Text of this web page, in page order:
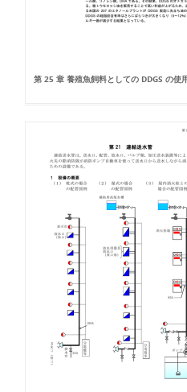
第 25 章 養殖魚飼料としての DDGS の使